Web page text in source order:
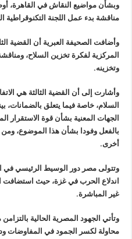
وبشأن مواضيع النقاش في القاهرة،
مناقشة بدء عمل اللجنة التكنوقراطية
وأضافت الصحيفة العبرية أن القضية
المركزية لفكرة تخزين السلاح،
وتخزينه.
وأشارت إلى أن القضية الثالثة هي
السلام، خاصة فيما يتعلق بالضمانات،
الجهات المعنية بشأن قوة الاستقرار
بالفعل وفودا بشأن هذا الموضوع،
أخرى.
وتتولى مصر دور الوسيط الرئيسي
اندلاع الحرب في غزة، حيث استضافت
غير
المباشرة.
وتأتي الجهود المصرية الحالية
محاولة لكسر الجمود في المفاوضات